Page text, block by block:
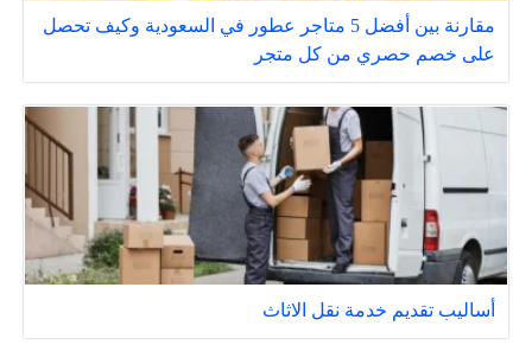
مقارنة بين أفضل 5 متاجر عطور في السعودية وكيف تحصل
على خصم حصري من كل متجر
أساليب تقديم خدمة نقل الاثاث